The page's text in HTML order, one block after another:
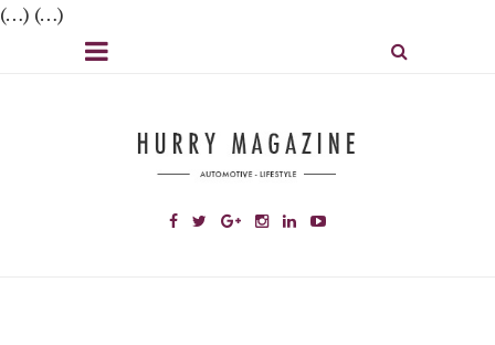
(…) (…)